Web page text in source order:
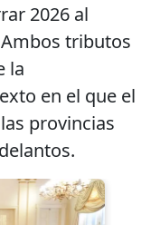
2026 al
tributos
la
en el que el
provincias